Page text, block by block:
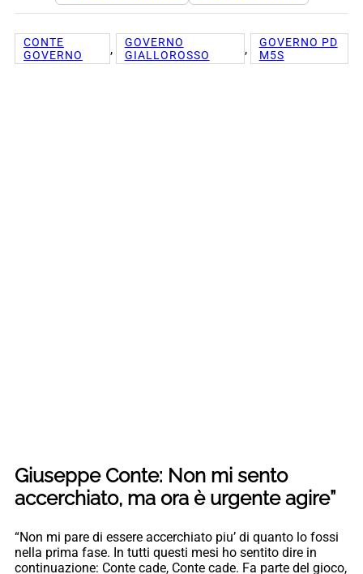
CONTE
GOVERNO
,
GOVERNO
GIALLOROSSO
,
GOVERNO PD
M5S
Giuseppe Conte: Non mi sento
accerchiato, ma ora è urgente agire”
“Non mi pare di essere accerchiato piu’ di quanto lo fossi
nella prima fase. In tutti questi mesi ho sentito dire in
continuazione: Conte cade, Conte cade. Fa parte del gioco,